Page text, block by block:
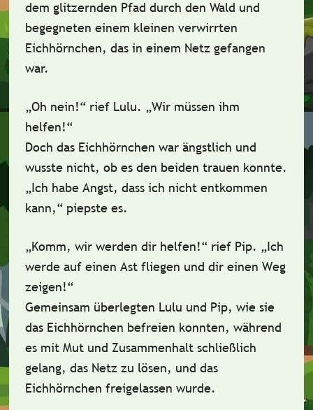
dem glitzernden Pfad durch den Wald und
begegneten einem kleinen verwirrten
Eichhörnchen, das in einem Netz gefangen
war.
„Oh nein!“ rief Lulu. „Wir müssen ihm
helfen!“
Doch das Eichhörnchen war ängstlich und
wusste nicht, ob es den beiden trauen konnte.
„Ich habe Angst, dass ich nicht entkommen
kann,“ piepste es.
„Komm, wir werden dir helfen!“ rief Pip. „Ich
werde auf einen Ast fliegen und dir einen Weg
zeigen!“
Gemeinsam überlegten Lulu und Pip, wie sie
das Eichhörnchen befreien konnten, während
es mit Mutund Zusammenhaltschließlich
gelang, das Netz zu lösen, und das
Eichhörnchen freigelassen wurde.